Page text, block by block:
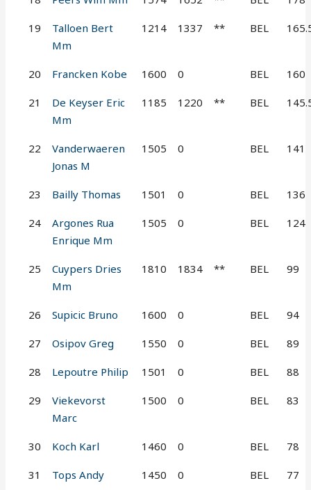
19
Talloen Bert
Mm
1214 1337 ** BEL
20 Francken Kobe 1600 0 BEL 160
21
De Keyser Eric
Mm
1185 1220 ** BEL
22
Vanderwaeren
Jonas M
1505 0 BEL 141
23 Bailly Thomas 1501 0 BEL 136
24
Argones Rua
Enrique Mm
1505 0 BEL 124
25
Cuypers Dries
Mm
1810 1834 ** BEL 99
26 Supicic Bruno 1600 0 BEL 94
27 Osipov Greg 1550 0 BEL 89
28 Lepoutre Philip 1501 0 BEL 88
29
Viekevorst
Marc
1500 0 BEL 83
30 Koch Karl 1460 0 BEL 78
31 Tops Andy 1450 0 BEL 77